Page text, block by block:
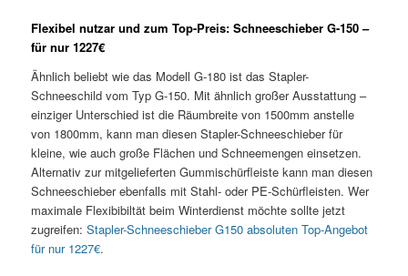
Flexibel nutzar und zum Top-Preis: Schneeschieber G-150 –
für nur 1227€
Ähnlich beliebt wie das Modell G-180 ist das Stapler-
Schneeschild vom Typ G-150. Mit ähnlich großer Ausstattung –
einziger Unterschied ist die Räumbreite von 1500mm anstelle
von 1800mm, kann man diesen Stapler-Schneeschieber für
kleine, wie auch große Flächen und Schneemengen einsetzen.
Alternativ zur mitgelieferten Gummischürfleiste kann man diesen
Schneeschieber ebenfalls mit Stahl- oder PE-Schürfleisten. Wer
maximale Flexibibiltät beim Winterdienst möchte sollte jetzt
zugreifen:Stapler-Schneeschieber G150 absoluten Top-Angebot
für nur 1227€.